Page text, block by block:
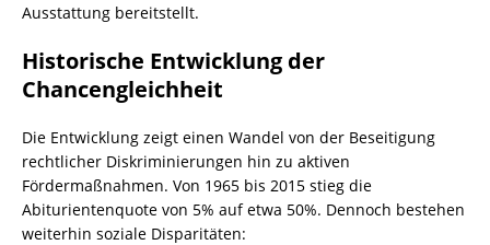
Ausstattung bereitstellt.
Historische Entwicklung der
Chancengleichheit
Die Entwicklung zeigt einen Wandel von der Beseitigung
rechtlicher Diskriminierungen hin zu aktiven
Fördermaßnahmen. Von 1965 bis 2015 stieg die
Abiturientenquote von 5% auf etwa 50%. Dennoch bestehen
weiterhin soziale Disparitäten: